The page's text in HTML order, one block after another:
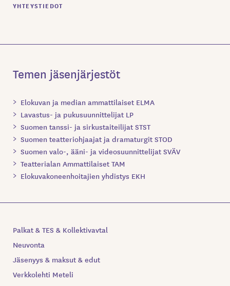
YHTEYSTIEDOT
Temen jäsenjärjestöt
Elokuvan ja median ammattilaiset ELMA
Lavastus- ja pukusuunnittelijat LP
Suomen tanssi- ja sirkustaiteilijat STST
Suomen teatteriohjaajat ja dramaturgit STOD
Suomen valo-, ääni- ja videosuunnittelijat SVÄV
Teatterialan Ammattilaiset TAM
Elokuvakoneenhoitajien yhdistys EKH
Palkat & TES & Kollektivavtal
Neuvonta
Jäsenyys & maksut & edut
Verkkolehti Meteli